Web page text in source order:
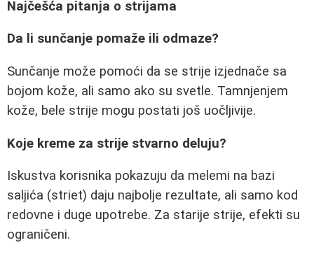
Najčešća pitanja o strijama
Da li sunčanje pomaže ili odmaze?
Sunčanje može pomoći da se strije izjednače sa
bojom kože, ali samo ako su svetle. Tamnjenjem
kože, bele strije mogu postati još uočljivije.
Koje kreme za strije stvarno deluju?
Iskustva korisnika pokazuju da melemi na bazi
saljića (striet) daju najbolje rezultate, ali samo kod
redovne i duge upotrebe. Za starije strije, efekti su
ograničeni.